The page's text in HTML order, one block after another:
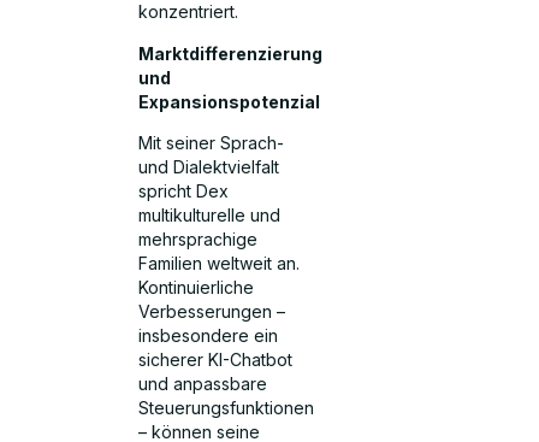
konzentriert.
Marktdifferenzierung
und
Expansionspotenzial
Mit seiner Sprach-
und Dialektvielfalt
spricht Dex
multikulturelle und
mehrsprachige
Familien weltweit an.
Kontinuierliche
Verbesserungen –
insbesondere ein
sicherer KI-Chatbot
und anpassbare
Steuerungsfunktionen
– können seine